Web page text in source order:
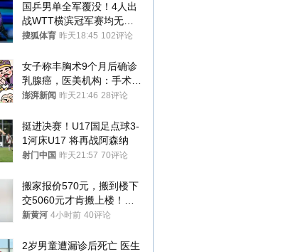
国乒男单全军覆没！4人出
战WTT横滨冠军赛均无缘
八强
搜狐体育 昨天18:45 102评论
女子称丰胸术9个月后确诊
乳腺癌，医美机构：手术不
可能引发癌症，建议走司法
澎湃新闻 昨天21:46 28评论
挺进决赛！U17国足点球3-
1河床U17 将再战阿森纳
射门中国 昨天21:57 70评论
搬家报价570元，搬到楼下
交5060元才肯搬上楼！女
子傻眼了……
新黄河 4小时前 40评论
2岁男童遭漏诊后死亡 医生